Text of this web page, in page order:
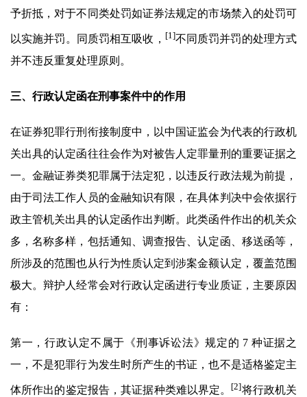
予折抵，对于不同类处罚如证券法规定的市场禁入的处罚可
以实施并罚。同质罚相互吸收， [1]不同质罚并罚的处理方式
并不违反重复处理原则。
三、行政认定函在刑事案件中的作用
在证券犯罪行刑衔接制度中，以中国证监会为代表的行政机
关出具的认定函往往会作为对被告人定罪量刑的重要证据之
一。金融证券类犯罪属于法定犯，以违反行政法规为前提，
由于司法工作人员的金融知识有限，在具体判决中会依据行
政主管机关出具的认定函作出判断。此类函件作出的机关众
多，名称多样，包括通知、调查报告、认定函、移送函等，
所涉及的范围也从行为性质认定到涉案金额认定，覆盖范围
极大。辩护人经常会对行政认定函进行专业质证，主要原因
有：
第一，行政认定不属于《刑事诉讼法》规定的 7 种证据之
一，不是犯罪行为发生时所产生的书证，也不是适格鉴定主
体所作出的鉴定报告，其证据种类难以界定。 [2]将行政机关